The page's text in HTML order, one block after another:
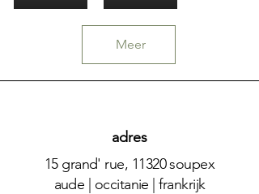
Meer
adres
15 grand' rue, 11320 soupex
aude | occitanie | frankrijk